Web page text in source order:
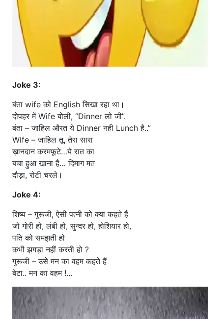
Joke 3:
बंता wife को English सिखा रहा था।
दोपहर में Wife बोली, “Dinner लो जी”.
बंता – जाहिल औरत ये Dinner नही Lunch है..”
Wife – जाहिल तू, तेरा सारा
ख़ानदान करमफूटे…ये रात का
बचा हुआ खाना है… दिमाग मत
दौड़ा, रोटी चरले।
Joke 4:
शिष्य – गुरूजी, ऐसी पत्नी को क्या कहते हैं
जो गोरी हो, लंबी हो, सुन्दर हो, होशियार हो,
पति को समझती हो
कभी झगड़ा नहीं करती हो ?
गुरूजी – उसे मन का वहम कहते हैं
बेटा.. मन का वहम !…